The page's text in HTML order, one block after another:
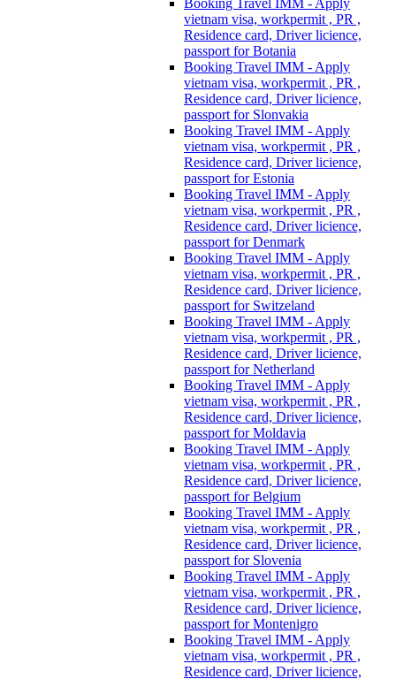
Booking Travel IMM - Apply
vietnam visa, workpermit , PR ,
Residence card, Driver licience,
passport for Botania
Booking Travel IMM - Apply
vietnam visa, workpermit , PR ,
Residence card, Driver licience,
passport for Slonvakia
Booking Travel IMM - Apply
vietnam visa, workpermit , PR ,
Residence card, Driver licience,
passport for Estonia
Booking Travel IMM - Apply
vietnam visa, workpermit , PR ,
Residence card, Driver licience,
passport for Denmark
Booking Travel IMM - Apply
vietnam visa, workpermit , PR ,
Residence card, Driver licience,
passport for Switzeland
Booking Travel IMM - Apply
vietnam visa, workpermit , PR ,
Residence card, Driver licience,
passport for Netherland
Booking Travel IMM - Apply
vietnam visa, workpermit , PR ,
Residence card, Driver licience,
passport for Moldavia
Booking Travel IMM - Apply
vietnam visa, workpermit , PR ,
Residence card, Driver licience,
passport for Belgium
Booking Travel IMM - Apply
vietnam visa, workpermit , PR ,
Residence card, Driver licience,
passport for Slovenia
Booking Travel IMM - Apply
vietnam visa, workpermit , PR ,
Residence card, Driver licience,
passport for Montenigro
Booking Travel IMM - Apply
vietnam visa, workpermit , PR ,
Residence card, Driver licience,